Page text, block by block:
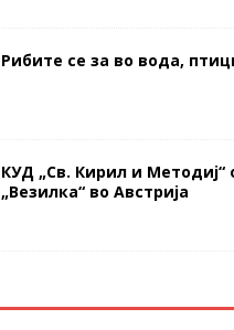
Рибите се за во вода,
КУД „Св. Кирил и
„Везилка“ во Австрија